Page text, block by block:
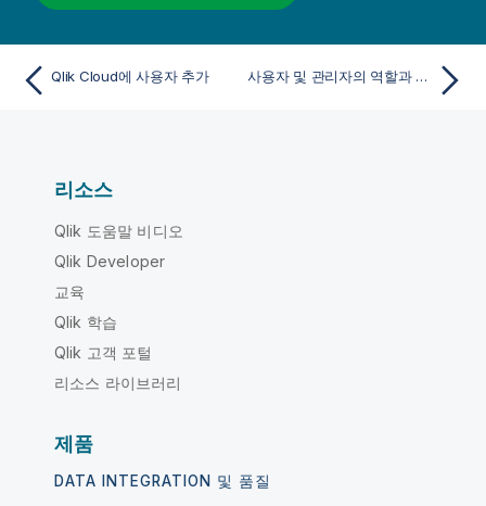
Qlik Cloud에 사용자 추가 사용자 및 관리자의 역할과 권한
리소스
Qlik 도움말 비디오
Qlik Developer
교육
Qlik 학습
Qlik 고객 포털
리소스 라이브러리
제품
DATA INTEGRATION 및 품질